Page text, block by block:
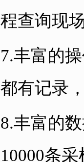
程查询现
7.丰富的
都有记录
8.丰富的
10000条采